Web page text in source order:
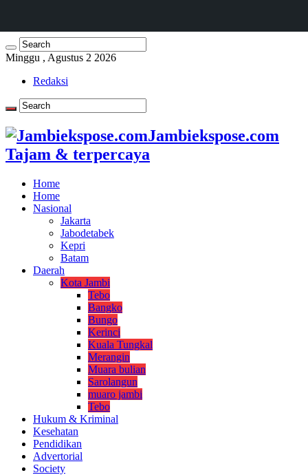
Minggu , Agustus 2 2026
Redaksi
Jambiekspose.com
Tajam & terpercaya
Home
Home
Nasional
Jakarta
Jabodetabek
Kepri
Batam
Daerah
Kota Jambi
Tebo
Bangko
Bungo
Kerinci
Kuala Tungkal
Merangin
Muara bulian
Sarolangun
muaro jambi
Tebo
Hukum & Kriminal
Kesehatan
Pendidikan
Advertorial
Society